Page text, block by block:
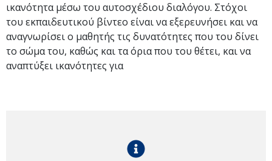
ικανότητα μέσω του αυτοσχέδιου διαλόγου. Στόχοι
του εκπαιδευτικού βίντεο είναι να εξερευνήσει και να
αναγνωρίσει ο μαθητής τις δυνατότητες που του δίνει
το σώμα του, καθώς και τα όρια που του θέτει, και να
αναπτύξει ικανότητες για